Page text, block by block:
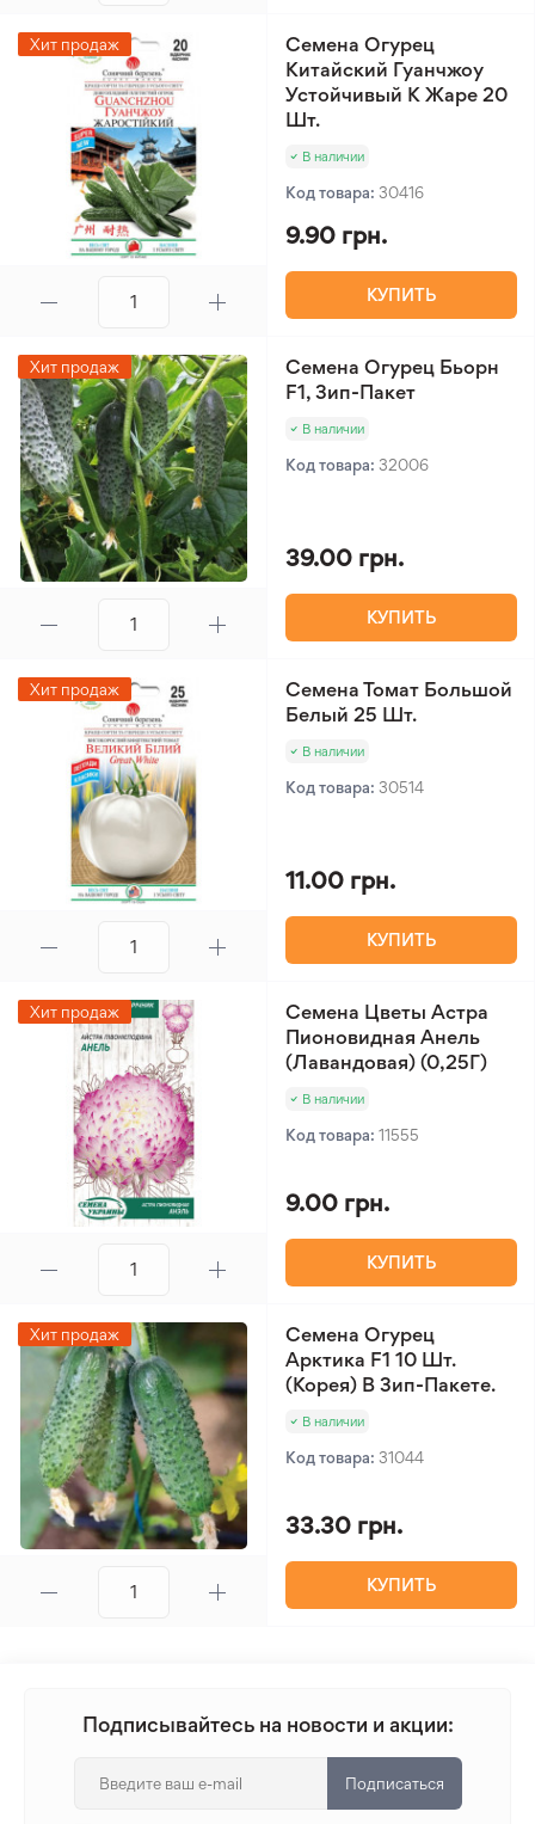
Хит продаж
Семена Огурец
Китайский Гуанчжоу
Устойчивый К Жаре 20
Шт.
В наличии
Код товара: 30416
9.90 грн.
КУПИТЬ
Хит продаж
Семена Огурец Бьорн
F1, Зип-Пакет
В наличии
Код товара: 32006
39.00 грн.
КУПИТЬ
Хит продаж
Семена Томат Большой
Белый 25 Шт.
В наличии
Код товара: 30514
11.00 грн.
КУПИТЬ
Хит продаж
Семена Цветы Астра
Пионовидная Анель
(Лавандовая) (0,25Г)
В наличии
Код товара: 11555
9.00 грн.
КУПИТЬ
Хит продаж
Семена Огурец
Арктика F1 10 Шт.
(Корея) В Зип-Пакете.
В наличии
Код товара: 31044
33.30 грн.
КУПИТЬ
Подписывайтесь на новости и акции:
Подписаться